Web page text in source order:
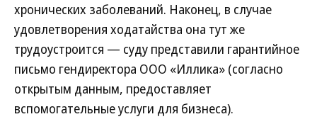
хронических заболеваний. Наконец, в случае
удовлетворения ходатайства она тут же
трудоустроится — суду представили гарантийное
письмо гендиректора ООО «Иллика» (согласно
открытым данным, предоставляет
вспомогательные услуги для бизнеса).